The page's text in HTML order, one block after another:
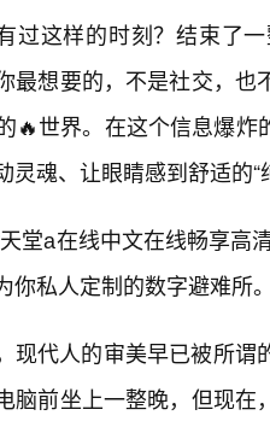
过这样的时刻？结束了
最想要的，不是社交，
🔥世界。在这个信息爆
灵魂、让眼睛感到舒适的“
堂а在线中文在线畅享高
你私人定制的数字避难所
现代人的审美早已被所谓
脑前坐上一整晚，但现